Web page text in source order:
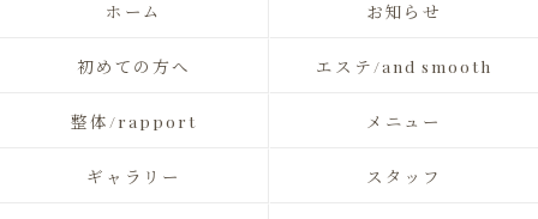
ホーム お知らせ
初めての方へ エステ/and smooth
整体/rapport メニュー
ギャラリー スタッフ